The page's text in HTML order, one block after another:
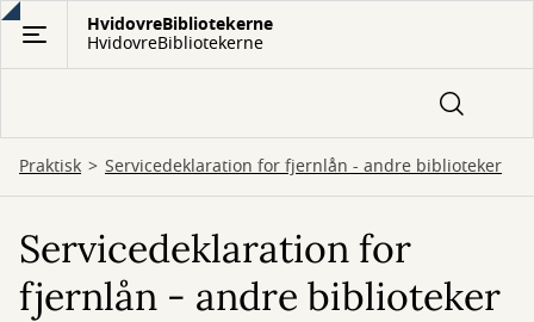
Gå
hovedindhold
HvidovreBibliotekerne
HvidovreBibliotekerne
Praktisk Servicedeklaration for fjernlån - andre biblioteker
Servicedeklaration for
fjernlån - andre biblioteker